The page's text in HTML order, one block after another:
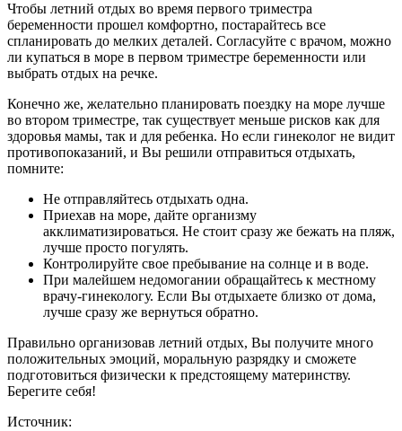
Чтобы летний отдых во время первого триместра
беременности прошел комфортно, постарайтесь все
спланировать до мелких деталей. Согласуйте с врачом, можно
ли купаться в море в первом триместре беременности или
выбрать отдых на речке.
Конечно же, желательно планировать поездку на море лучше
во втором триместре, так существует меньше рисков как для
здоровья мамы, так и для ребенка. Но если гинеколог не видит
противопоказаний, и Вы решили отправиться отдыхать,
помните:
Не отправляйтесь отдыхать одна.
Приехав на море, дайте организму
акклиматизироваться. Не стоит сразу же бежать на пляж,
лучше просто погулять.
Контролируйте свое пребывание на солнце и в воде.
При малейшем недомогании обращайтесь к местному
врачу-гинекологу. Если Вы отдыхаете близко от дома,
лучше сразу же вернуться обратно.
Правильно организовав летний отдых, Вы получите много
положительных эмоций, моральную разрядку и сможете
подготовиться физически к предстоящему материнству.
Берегите себя!
Источник: